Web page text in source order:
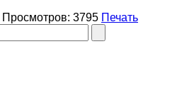
Просмотров: 3795 Печать